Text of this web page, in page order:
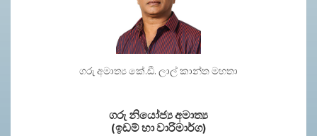
ගරු අමාත්‍ය කේ.ඩී. ලාල් කාන්ත මහතා
ගරු නියෝජ්‍ය අමාත්‍ය
(ඉඩම් හා වාරිමාර්ග)